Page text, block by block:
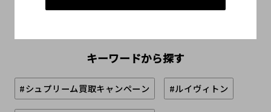
キーワードから探す
#シュプリーム買取キャンペーン #ルイヴィトン